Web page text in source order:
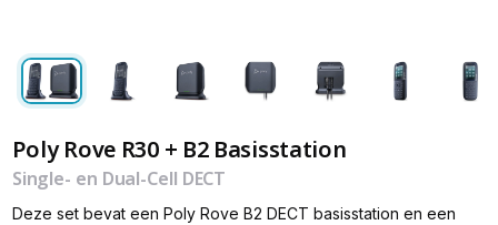
Poly Rove R30 + B2 Basisstation
Single- en Dual-Cell DECT
Deze set bevat een Poly Rove B2 DECT basisstation en een